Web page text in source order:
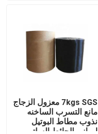
7kgs SGS معزول الزجاج
مانع التسرب الساخنه
نذوب مطاط البوتيل
لمباني الحائط الساتر